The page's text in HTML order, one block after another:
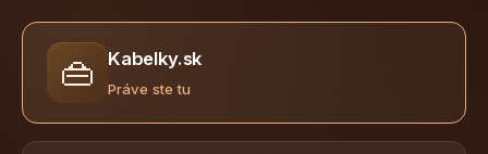
👜 Kabelky.sk
Práve ste tu